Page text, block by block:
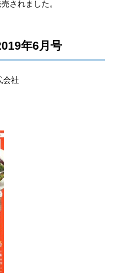
されました。
年6月号
会社